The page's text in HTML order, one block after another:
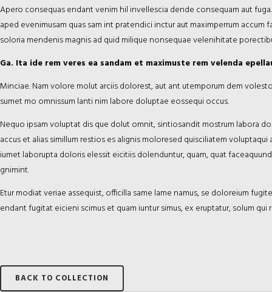
Apero consequas endant venim hil invellescia dende consequam aut
aped evenimusam quas sam int pratendici inctur aut maximperrum accum
soloria mendenis magnis ad quid milique nonsequae velenihitate
Ga. Ita ide rem veres ea sandam et maximuste rem velenda
Minciae. Nam volore molut arciis dolorest, aut ant utemporum dem
sumet mo omnissum lanti nim labore doluptae eossequi occus.
Nequo ipsam voluptat dis que dolut omnit, sintiosandit mostrum labora
accus et alias simillum restios es alignis moloresed quisciliatem
iumet laborupta doloris elessit eicitiis dolenduntur, quam, quat
gnimint.
Etur modiat veriae assequist, officilla same lame namus, se doloreium
endant fugitat eicieni scimus et quam iuntur simus, ex eruptatur, solum
BACK TO COLLECTION